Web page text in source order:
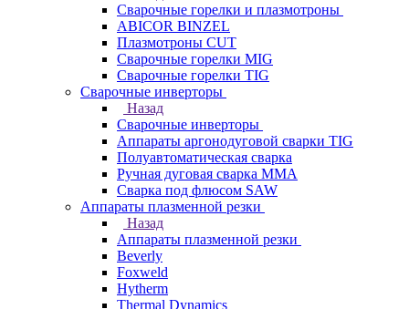
Сварочные горелки и плазмотроны
ABICOR BINZEL
Плазмотроны CUT
Сварочные горелки MIG
Сварочные горелки TIG
Сварочные инверторы
Назад
Сварочные инверторы
Аппараты аргонодуговой сварки TIG
Полуавтоматическая сварка
Ручная дуговая сварка MMA
Сварка под флюсом SAW
Аппараты плазменной резки
Назад
Аппараты плазменной резки
Beverly
Foxweld
Hytherm
Thermal Dynamics